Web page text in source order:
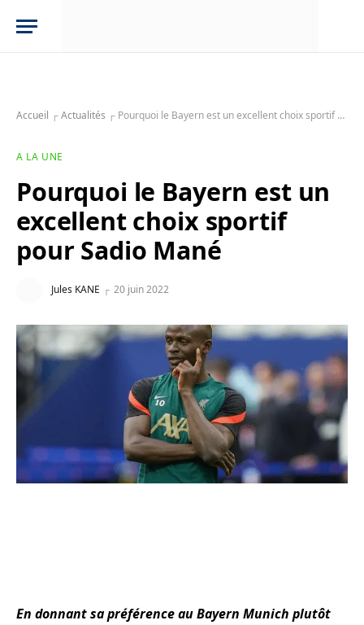
Accueil ┌Actualités ┌ Pourquoi le Bayern est un excellent choix sportif pour Sadio Mané
A LA UNE
Pourquoi le Bayern est un
excellent choix sportif
pour Sadio Mané
Jules KANE 20 juin 2022
En donnant sa préférence au Bayern Munich plutôt